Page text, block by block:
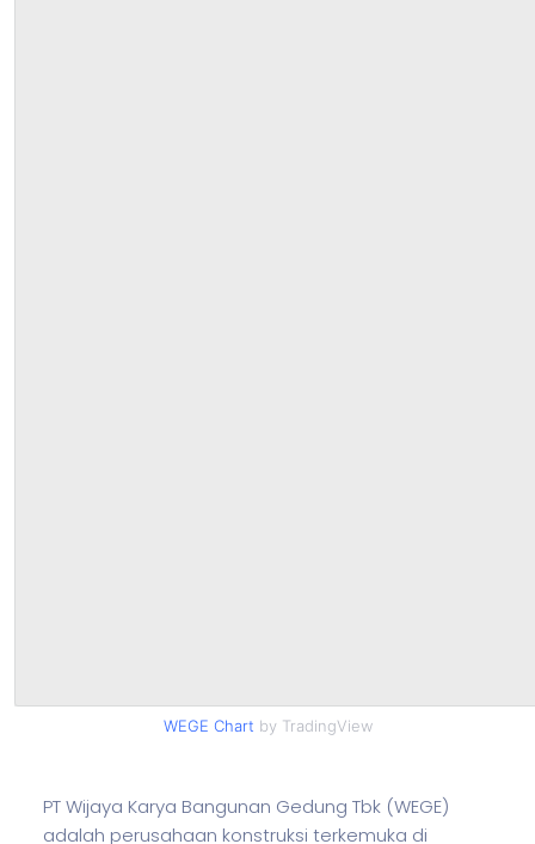
WEGE Chart by TradingView
PT Wijaya Karya Bangunan Gedung Tbk (WEGE)
adalah perusahaan konstruksi terkemuka di